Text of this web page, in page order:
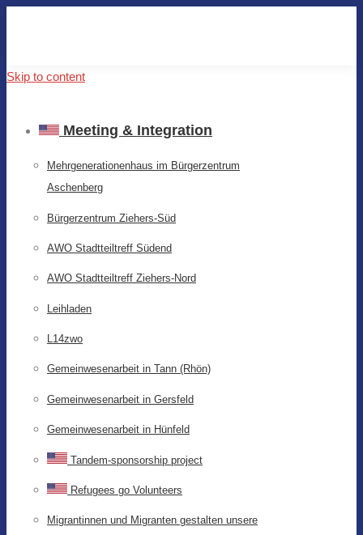
Skip to content
Meeting & Integration
Mehrgenerationenhaus im Bürgerzentrum
Aschenberg
Bürgerzentrum Ziehers-Süd
AWO Stadtteiltreff Südend
AWO Stadtteiltreff Ziehers-Nord
Leihladen
L14zwo
Gemeinwesenarbeit in Tann (Rhön)
Gemeinwesenarbeit in Gersfeld
Gemeinwesenarbeit in Hünfeld
Tandem-sponsorship project
Refugees go Volunteers
Migrantinnen und Migranten gestalten unsere